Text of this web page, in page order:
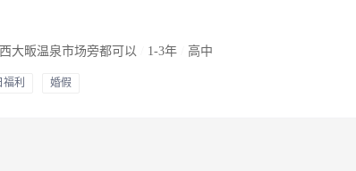
大畈温泉市场旁都可以 1-3年 高中
福利 婚假